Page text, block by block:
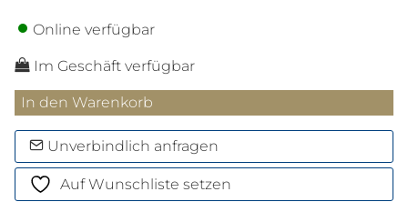
Online verfügbar
Im Geschäft verfügbar
Top
Time
B01
Deus
Menge
In den Warenkorb
Unverbindlich anfragen
Auf Wunschliste setzen